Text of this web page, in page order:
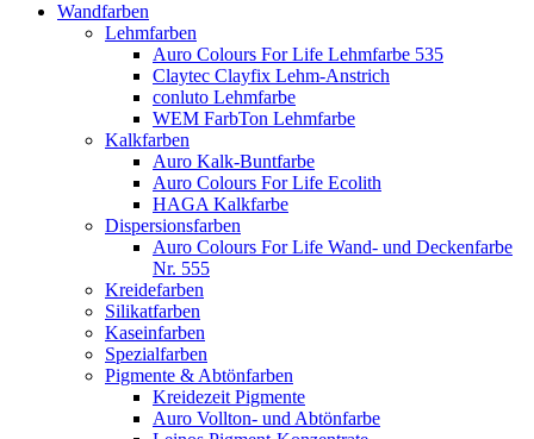
Wandfarben
Lehmfarben
Auro Colours For Life Lehmfarbe 535
Claytec Clayfix Lehm-Anstrich
conluto Lehmfarbe
WEM FarbTon Lehmfarbe
Kalkfarben
Auro Kalk-Buntfarbe
Auro Colours For Life Ecolith
HAGA Kalkfarbe
Dispersionsfarben
Auro Colours For Life Wand- und Deckenfarbe
Nr. 555
Kreidefarben
Silikatfarben
Kaseinfarben
Spezialfarben
Pigmente & Abtönfarben
Kreidezeit Pigmente
Auro Vollton- und Abtönfarbe